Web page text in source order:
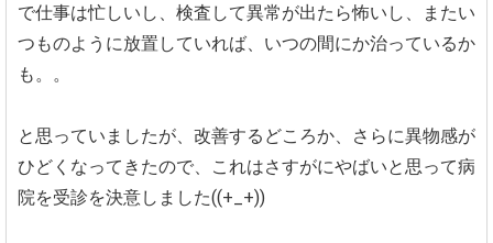
で仕事は忙しいし、検査して異常が出たら怖いし、またい
つものように放置していれば、いつの間にか治っているか
も。。
と思っていましたが、改善するどころか、さらに異物感が
ひどくなってきたので、これはさすがにやばいと思って病
院を受診を決意しました((+_+))